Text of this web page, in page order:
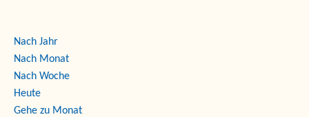
Nach Jahr
Nach Monat
Nach Woche
Heute
Gehe zu Monat